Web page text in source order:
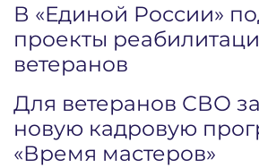
В «Единой России»
проекты
ветеранов
Для ветеранов СВО
новую кадровую
«Время мастеров»